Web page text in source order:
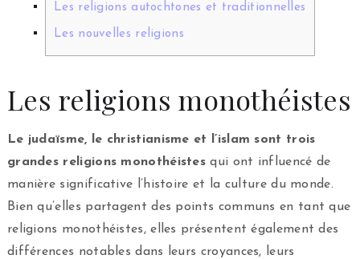
Les religions autochtones et traditionnelles
Les nouvelles religions
Les religions monothéistes
Le judaïsme, le christianisme et l’islam sont trois
grandes religions monothéistes qui ont influencé de
manière significative l’histoire et la culture du monde.
Bien qu’elles partagent des points communs en tant que
religions monothéistes, elles présentent également des
différences notables dans leurs croyances, leurs